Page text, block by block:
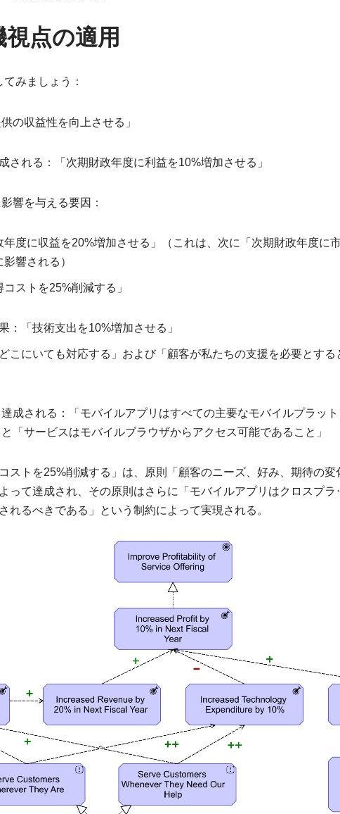
点の適用
みましょう：
の収益性を向上させる」
される：「次期財政年度に利益を10%増加させる」
響を与える要因：
年度に収益を20%増加させる」（これは、次に「次期財政年度に
響される）
コストを25%削減する」
：「技術支出を10%増加させる」
こにいても対応する」および「顧客が私たちの支援を必要とす
成される：「モバイルアプリはすべての主要なモバイルプラッ
「サービスはモバイルブラウザからアクセス可能であること」
ストを25%削減する」は、原則「顧客のニーズ、好み、期待の変
って達成され、その原則はさらに「モバイルアプリはクロスプラ
れるべきである」という制約によって実現される。